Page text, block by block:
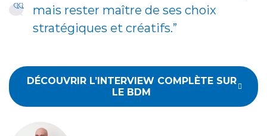
mais rester maître de ses choix
stratégiques et créatifs.”
DÉCOUVRIR L’INTERVIEW COMPLÈTE SUR
LE BDM